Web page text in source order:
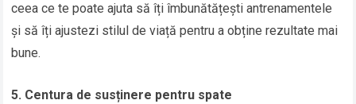
ceea ce te poate ajuta să îți îmbunătățești antrenamentele
și să îți ajustezi stilul de viață pentru a obține rezultate mai
bune.
5. Centura de susținere pentru spate